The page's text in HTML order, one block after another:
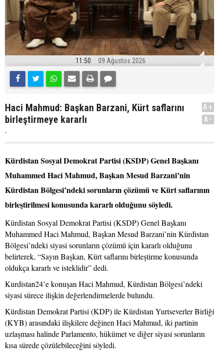
11:50 09 Ağustos 2026
Haci Mahmud: Başkan Barzani, Kürt saflarını
birleştirmeye kararlı
.
A+
A-
Kürdistan Sosyal Demokrat Partisi (KSDP) Genel Başkanı
Muhammed Haci Mahmud, Başkan Mesud Barzani’nin
Kürdistan Bölgesi’ndeki sorunların çözümü ve Kürt saflarının
birleştirilmesi konusunda kararlı olduğunu söyledi.
Kürdistan Sosyal Demokrat Partisi (KSDP) Genel Başkanı
Muhammed Haci Mahmud, Başkan Mesud Barzani’nin Kürdistan
Bölgesi’ndeki siyasi sorunların çözümü için kararlı olduğunu
belirterek, “Sayın Başkan, Kürt saflarını birleştirme konusunda
oldukça kararlı ve isteklidir” dedi.
Kurdistan24’e konuşan Haci Mahmud, Kürdistan Bölgesi’ndeki
siyasi sürece ilişkin değerlendirmelerde bulundu.
Kürdistan Demokrat Partisi (KDP) ile Kürdistan Yurtseverler Birliği
(KYB) arasındaki ilişkilere değinen Haci Mahmud, iki partinin
uzlaşması halinde Parlamento, hükümet ve diğer siyasi sorunların
kısa sürede çözülebileceğini söyledi.